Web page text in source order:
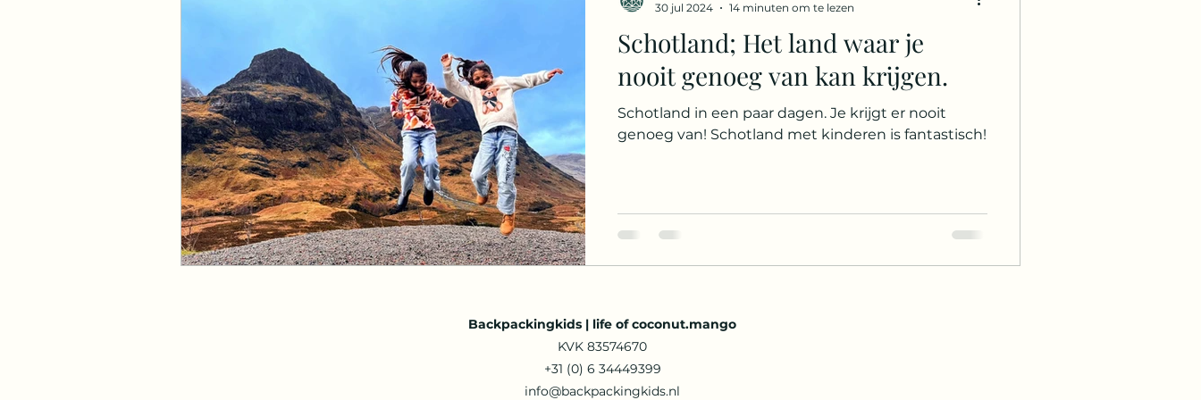
Caribbean & Midden Amerika Frankrijk Malediven Singapore Egypte
Oostenrijk Bahama's Cruisebestemmingen Jamaica Honduras Belize
Cayman Island
Schotland; Het land waar je
nooit genoeg van kan krijgen.
Schotland in een paar dagen. Je krijgt er nooit
genoeg van! Schotland met kinderen is fantastisch!
30 jul 2024
14 minuten om te lezen
Backpackingkids | life of coconut.mango
KVK 83574670
+31 (0) 6 34449399
info@backpackingkids.nl